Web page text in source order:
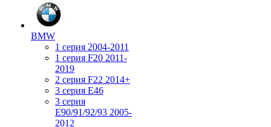
BMW
1 серия 2004-2011
1 серия F20 2011-
2019
2 серия F22 2014+
3 серия Е46
3 серия
E90/91/92/93 2005-
2012